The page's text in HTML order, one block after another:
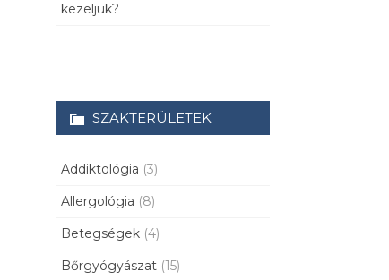
kezeljük?
SZAKTERÜLETEK
Addiktológia (3)
Allergológia (8)
Betegségek (4)
Bőrgyógyászat (15)